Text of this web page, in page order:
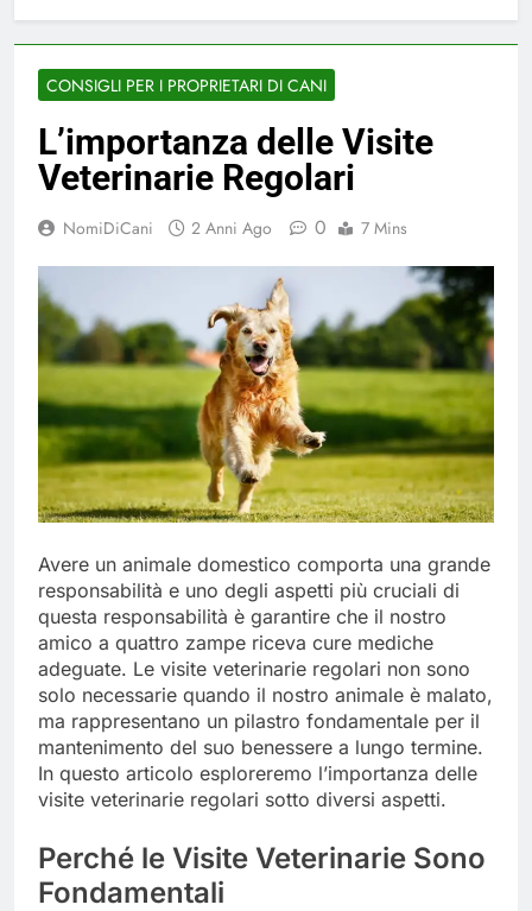
CONSIGLI PER I PROPRIETARI DI CANI
L’importanza delle Visite
Veterinarie Regolari
NomiDiCani 2 Anni Ago 0 7 Mins
Avere un animale domestico comporta una grande
responsabilità e uno degli aspetti più cruciali di
questa responsabilità è garantire che il nostro
amico a quattro zampe riceva cure mediche
adeguate. Le visite veterinarie regolari non sono
solo necessarie quando il nostro animale è malato,
ma rappresentano un pilastro fondamentale per il
mantenimento del suo benessere a lungo termine.
In questo articolo esploreremo l’importanza delle
visite veterinarie regolari sotto diversi aspetti.
Perché le Visite Veterinarie Sono
Fondamentali